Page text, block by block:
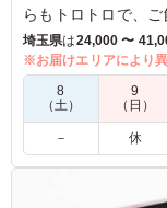
らもトロトロで、
りで1つ1つ丁寧に
5.0
大根煮がメイン
た。 大根にも鶏
どちらも柔らか
良いのでとても
埼玉県は24,000 〜
※お届けエリアにより
8
（土）
9
（日）
－ 休